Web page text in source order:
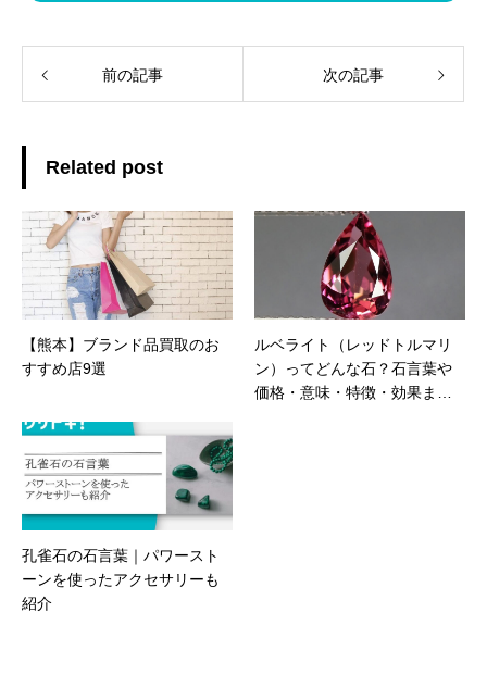
前の記事 次の記事
Related post
【熊本】ブランド品買取のお
すすめ店9選
ルベライト（レッドトルマリ
ン）ってどんな石？石言葉や
価格・意味・特徴・効果まで
孔雀石の石言葉｜パワースト
ーンを使ったアクセサリーも
紹介